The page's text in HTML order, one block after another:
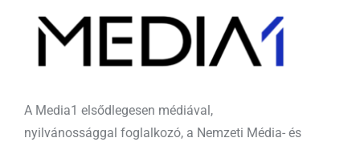
A Media1 elsődlegesen médiával,
nyilvánossággal foglalkozó, a Nemzeti Média- és